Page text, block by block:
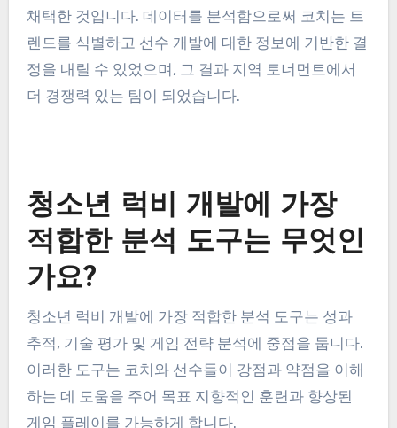
채택한 것입니다. 데이터를 분석함으로써 코치는 트
렌드를 식별하고 선수 개발에 대한 정보에 기반한 결
정을 내릴 수 있었으며, 그 결과 지역 토너먼트에서
더 경쟁력 있는 팀이 되었습니다.
청소년 럭비 개발에 가장
적합한 분석 도구는 무엇인
가요?
청소년 럭비 개발에 가장 적합한 분석 도구는 성과
추적, 기술 평가 및 게임 전략 분석에 중점을 둡니다.
이러한 도구는 코치와 선수들이 강점과 약점을 이해
하는 데 도움을 주어 목표 지향적인 훈련과 향상된
게임 플레이를 가능하게 합니다.